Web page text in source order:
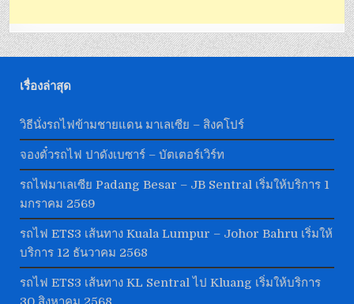
เรื่องล่าสุด
วิธีนั่งรถไฟข้ามชายแดน มาเลเซีย – สิงคโปร์
จองตั๋วรถไฟ ปาดังเบซาร์ – บัตเตอร์เวิร์ท
รถไฟมาเลเซีย Padang Besar – JB Sentral เริ่มให้บริการ 1
มกราคม 2569
รถไฟ ETS3 เส้นทาง Kuala Lumpur – Johor Bahru เริ่มให้
บริการ 12 ธันวาคม 2568
รถไฟ ETS3 เส้นทาง KL Sentral ไป Kluang เริ่มให้บริการ